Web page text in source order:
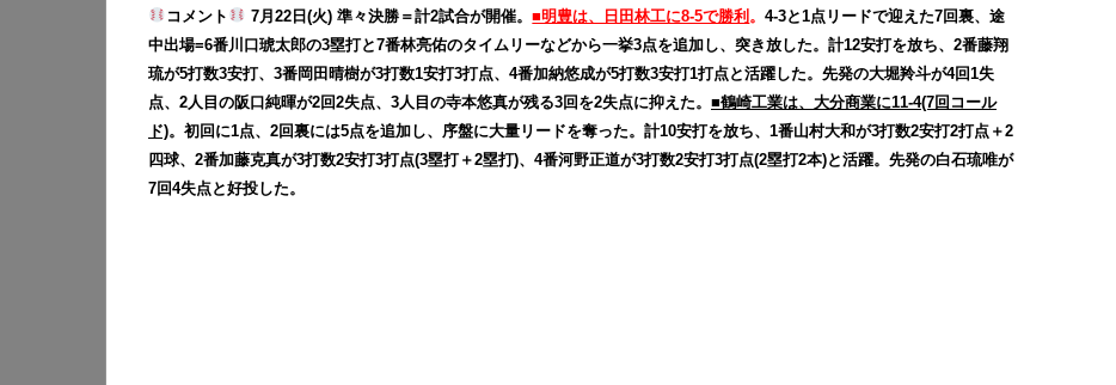
コメント 7月22日(火) 準々決勝＝計2試合が開催。■明豊は、日田林工に8-5で勝利 。4-3と1点リードで迎えた7回裏、途
中出場=6番川口琥太郎の3塁打と7番林亮佑のタイムリーなどから一挙3点を追加し、突き放した。計12安打を放ち、2番藤翔
琉が5打数3安打、3番岡田晴樹が3打数1安打3打点、4番加納悠成が5打数3安打1打点と活躍した。先発の大堀羚斗が4回1失
点、2人目の阪口純暉が2回2失点、3人目の寺本悠真が残る3回を2失点に抑えた。 ■鶴崎工業は、大分商業に11-4(7回コール
ド)。初回に1点、2回裏には5点を追加し、序盤に大量リードを奪った。計10安打を放ち、1番山村大和が3打数2安打2打点＋2
四球、2番加藤克真が3打数2安打3打点(3塁打＋2塁打)、4番河野正道が3打数2安打3打点(2塁打2本)と活躍。先発の白石琉唯が
7回4失点と好投した。